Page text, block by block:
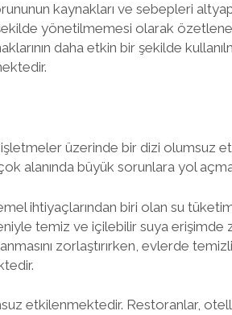
kaynakları ve sebepleri
yönetilmemesi olarak
daha etkin bir şekilde
üzerinde bir dizi olumsuz
alanında büyük sorunlara yol
ihtiyaçlarından biri olan su
temiz ve içilebilir suya erişimde
zorlaştırırken, evlerde
etkilenmektedir. Restoranlar,